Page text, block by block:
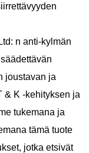
n anti-kylmän
joustavan ja
& K -kehityksen ja
tukemana ja
tämä tuote
jotka etsivät